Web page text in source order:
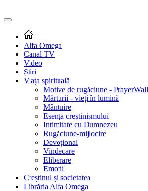
Alfa Omega
Canal TV
Video
Știri
Viața spirituală
Motive de rugăciune - PrayerWall
Mărturii - vieți în lumină
Mântuire
Esența creștinismului
Intimitate cu Dumnezeu
Rugăciune-mijlocire
Devoțional
Vindecare
Eliberare
Emoții
Creștinul și societatea
Librăria Alfa Omega